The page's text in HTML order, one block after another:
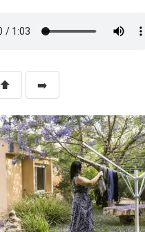
⬆️ ➡️